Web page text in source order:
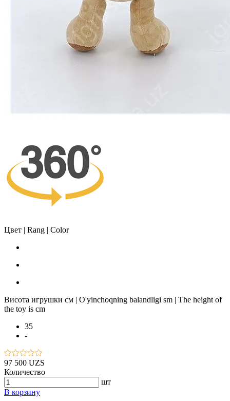
Цвет | Rang | Color
Висота игрушки см | O'yinchoqning balandligi sm | The height of
the toy is cm
35
-
97 500 UZS
Количество
шт
В корзину